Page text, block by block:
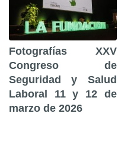
Fotografías XXV
Congreso de
Seguridad y Salud
Laboral 11 y 12 de
marzo de 2026